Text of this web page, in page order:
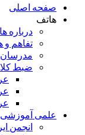
صفحه اصلی
هاتف
درباره
تفاهم
مدرسان
ضبط
علمی آموزشی
انجمن